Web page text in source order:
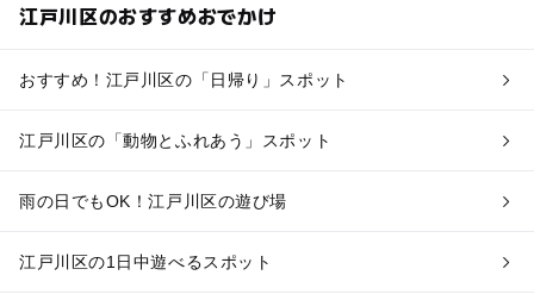
江戸川区のおすすめおでかけ
おすすめ！江戸川区の「日帰り」スポット
江戸川区の「動物とふれあう」スポット
雨の日でもOK！江戸川区の遊び場
江戸川区の1日中遊べるスポット